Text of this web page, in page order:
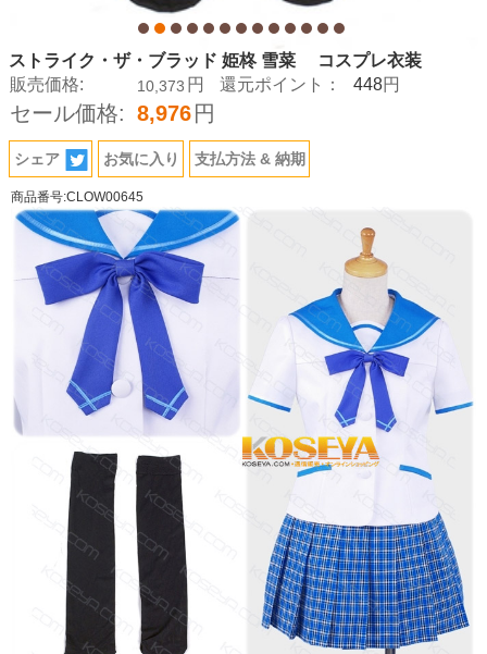
ストライク・ザ・ブラッド 姫柊 雪菜 コスプレ衣装
販売価格:
10,373 円 還元ポイント： 448円
セール価格: 8,976 円
シェア お気に入り 支払方法 & 納期
商品番号:CLOW00645